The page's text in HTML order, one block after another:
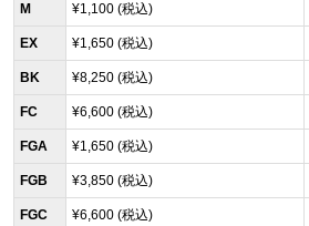
M ¥1,100 (税込)
EX ¥1,650 (税込)
BK ¥8,250 (税込)
FC ¥6,600 (税込)
FGA ¥1,650 (税込)
FGB ¥3,850 (税込)
FGC ¥6,600 (税込)